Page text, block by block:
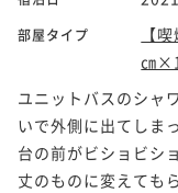
部屋タイプ
【
㎝
ユニットバスのシャ
いで外側に出てしま
台の前がビショビシ
丈のものに変えても